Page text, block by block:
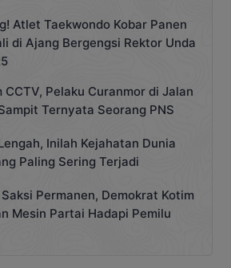
Atlet Taekwondo Kobar Panen
di Ajang Bergengsi Rektor Unda
CCTV, Pelaku Curanmor di Jalan
Ternyata Seorang PNS
Inilah Kejahatan Dunia
Paling Sering Terjadi
Permanen, Demokrat Kotim
Mesin Partai Hadapi Pemilu